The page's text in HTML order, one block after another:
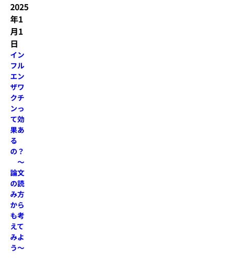
2025
年1
月1
日
イン
フル
エン
ザワ
クチ
ンっ
て効
果あ
る
の？
～
論文
の読
み方
から
も考
えて
みよ
う～